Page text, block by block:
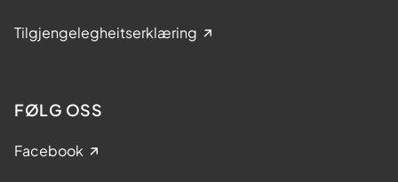
Tilgjengelegheitserklæring
FØLG OSS
Facebook